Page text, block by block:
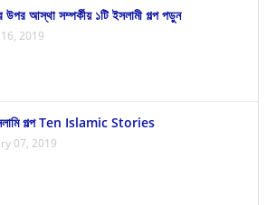
আস্থা সম্পর্কীয় ১টি ইসলামী গল্প পড়ুন
2019
গল্প Ten Islamic Stories
07, 2019